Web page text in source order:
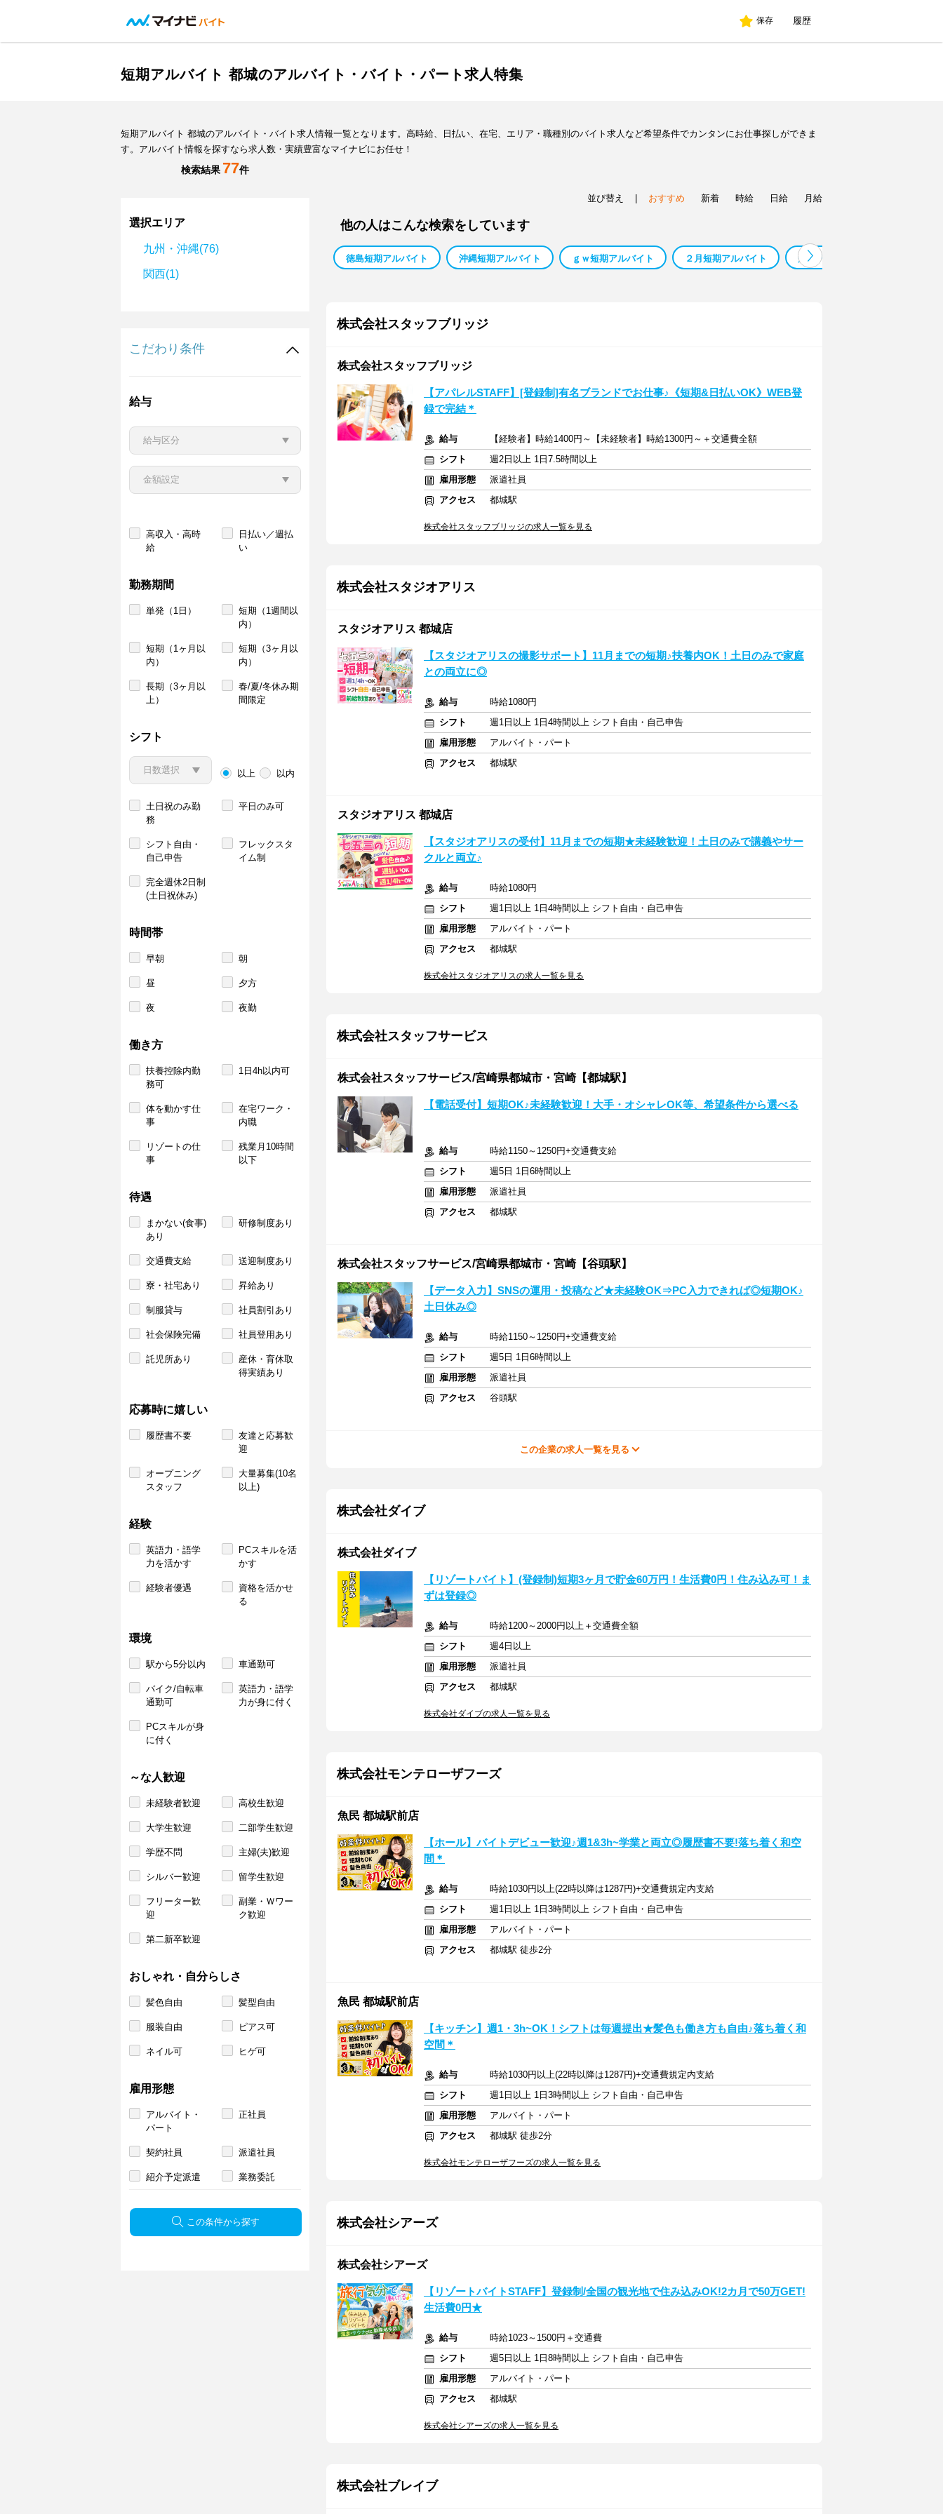
保存 履歴
短期アルバイト 都城のアルバイト・バイト・パート求人特集
短期アルバイト 都城のアルバイト・バイト求人情報一覧となります。高時給、日払い、在宅、エリア・職種別のバイト求人など希望条件でカンタンにお仕事探しができま
す。アルバイト情報を探すなら求人数・実績豊富なマイナビにお任せ！
検索結果 77件
選択エリア
九州・沖縄(76)
関西(1)
こだわり条件
給与
高収入・高時
給
日払い／週払
い
勤務期間
単発（1日）
短期（1週間以
内）
短期（1ヶ月以
内）
短期（3ヶ月以
内）
長期（3ヶ月以
上）
春/夏/冬休み期
間限定
シフト
以上 以内
土日祝のみ勤
務
平日のみ可
シフト自由・
自己申告
フレックスタ
イム制
完全週休2日制
(土日祝休み)
時間帯
早朝 朝
昼 夕方
夜 夜勤
働き方
扶養控除内勤
務可
1日4h以内可
体を動かす仕
事
在宅ワーク・
内職
リゾートの仕
事
残業月10時間
以下
待遇
まかない(食事)
あり
研修制度あり
交通費支給 送迎制度あり
寮・社宅あり 昇給あり
制服貸与 社員割引あり
社会保険完備 社員登用あり
託児所あり
産休・育休取
得実績あり
応募時に嬉しい
履歴書不要
友達と応募歓
迎
オープニング
スタッフ
大量募集(10名
以上)
経験
英語力・語学
力を活かす
PCスキルを活
かす
経験者優遇
資格を活かせ
る
環境
駅から5分以内 車通勤可
バイク/自転車
通勤可
英語力・語学
力が身に付く
PCスキルが身
に付く
～な人歓迎
未経験者歓迎 高校生歓迎
大学生歓迎 二部学生歓迎
学歴不問 主婦(夫)歓迎
シルバー歓迎 留学生歓迎
フリーター歓
迎
副業・Ｗワー
ク歓迎
第二新卒歓迎
おしゃれ・自分らしさ
髪色自由 髪型自由
服装自由 ピアス可
ネイル可 ヒゲ可
雇用形態
アルバイト・
パート
正社員
契約社員 派遣社員
紹介予定派遣 業務委託
この条件から探す
並び替え おすすめ 新着 時給 日給 月給
他の人はこんな検索をしています
徳島短期アルバイト 沖縄短期アルバイト ｇｗ短期アルバイト ２月短期アルバイト 短期アルバイト大阪
株式会社スタッフブリッジ
株式会社スタッフブリッジ
【アパレルSTAFF】[登録制]有名ブランドでお仕事♪《短期&日払いOK》WEB登
録で完結＊
給与
【経験者】時給1400円～【未経験者】時給1300円～＋交通費全額
シフト
週2日以上 1日7.5時間以上
雇用形態
派遣社員
アクセス
都城駅
株式会社スタッフブリッジの求人一覧を見る
株式会社スタジオアリス
スタジオアリス 都城店
【スタジオアリスの撮影サポート】11月までの短期♪扶養内OK！土日のみで家庭
との両立に◎
給与
時給1080円
シフト
週1日以上 1日4時間以上 シフト自由・自己申告
雇用形態
アルバイト・パート
アクセス
都城駅
スタジオアリス 都城店
【スタジオアリスの受付】11月までの短期★未経験歓迎！土日のみで講義やサー
クルと両立♪
給与
時給1080円
シフト
週1日以上 1日4時間以上 シフト自由・自己申告
雇用形態
アルバイト・パート
アクセス
都城駅
株式会社スタジオアリスの求人一覧を見る
株式会社スタッフサービス
株式会社スタッフサービス/宮崎県都城市・宮崎【都城駅】
【電話受付】短期OK♪未経験歓迎！大手・オシャレOK等、希望条件から選べる
給与
時給1150～1250円+交通費支給
シフト
週5日 1日6時間以上
雇用形態
派遣社員
アクセス
都城駅
株式会社スタッフサービス/宮崎県都城市・宮崎【谷頭駅】
【データ入力】SNSの運用・投稿など★未経験OK⇒PC入力できれば◎短期OK♪
土日休み◎
給与
時給1150～1250円+交通費支給
シフト
週5日 1日6時間以上
雇用形態
派遣社員
アクセス
谷頭駅
この企業の求人一覧を見る
株式会社ダイブ
株式会社ダイブ
【リゾートバイト】(登録制)短期3ヶ月で貯金60万円！生活費0円！住み込み可！ま
ずは登録◎
給与
時給1200～2000円以上＋交通費全額
シフト
週4日以上
雇用形態
派遣社員
アクセス
都城駅
株式会社ダイブの求人一覧を見る
株式会社モンテローザフーズ
魚民 都城駅前店
【ホール】バイトデビュー歓迎♪週1&3h~学業と両立◎履歴書不要!落ち着く和空
間＊
給与
時給1030円以上(22時以降は1287円)+交通費規定内支給
シフト
週1日以上 1日3時間以上 シフト自由・自己申告
雇用形態
アルバイト・パート
アクセス
都城駅 徒歩2分
魚民 都城駅前店
【キッチン】週1・3h~OK！シフトは毎週提出★髪色も働き方も自由♪落ち着く和
空間＊
給与
時給1030円以上(22時以降は1287円)+交通費規定内支給
シフト
週1日以上 1日3時間以上 シフト自由・自己申告
雇用形態
アルバイト・パート
アクセス
都城駅 徒歩2分
株式会社モンテローザフーズの求人一覧を見る
株式会社シアーズ
株式会社シアーズ
【リゾートバイトSTAFF】登録制/全国の観光地で住み込みOK!2カ月で50万GET!
生活費0円★
給与
時給1023～1500円＋交通費
シフト
週5日以上 1日8時間以上 シフト自由・自己申告
雇用形態
アルバイト・パート
アクセス
都城駅
株式会社シアーズの求人一覧を見る
株式会社ブレイブ